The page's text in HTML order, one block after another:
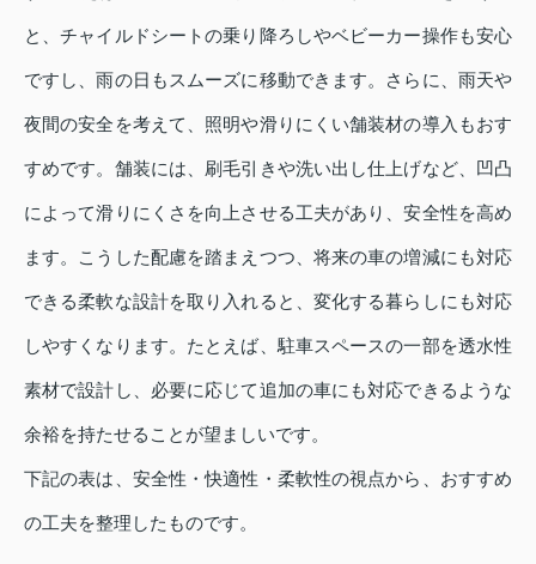
と、チャイルドシートの乗り降ろしやベビーカー操作も安心
ですし、雨の日もスムーズに移動できます。さらに、雨天や
夜間の安全を考えて、照明や滑りにくい舗装材の導入もおす
すめです。舗装には、刷毛引きや洗い出し仕上げなど、凹凸
によって滑りにくさを向上させる工夫があり、安全性を高め
ます。こうした配慮を踏まえつつ、将来の車の増減にも対応
できる柔軟な設計を取り入れると、変化する暮らしにも対応
しやすくなります。たとえば、駐車スペースの一部を透水性
素材で設計し、必要に応じて追加の車にも対応できるような
余裕を持たせることが望ましいです。
下記の表は、安全性・快適性・柔軟性の視点から、おすすめ
の工夫を整理したものです。